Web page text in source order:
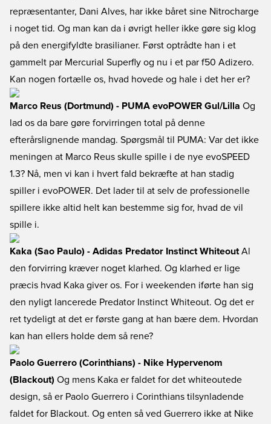
repræsentanter, Dani Alves, har ikke båret sine Nitrocharge
i noget tid. Og man kan da i øvrigt heller ikke gøre sig klog
på den energifyldte brasilianer. Først optrådte han i et
gammelt par Mercurial Superfly og nu i et par f50 Adizero.
Kan nogen fortælle os, hvad hovede og hale i det her er?
Marco Reus (Dortmund) - PUMA evoPOWER Gul/Lilla Og
lad os da bare gøre forvirringen total på denne
efterårslignende mandag. Spørgsmål til PUMA: Var det ikke
meningen at Marco Reus skulle spille i de nye evoSPEED
1.3? Nå, men vi kan i hvert fald bekræfte at han stadig
spiller i evoPOWER. Det lader til at selv de professionelle
spillere ikke altid helt kan bestemme sig for, hvad de vil
spille i.
Kaka (Sao Paulo) - Adidas Predator Instinct Whiteout Al
den forvirring kræver noget klarhed. Og klarhed er lige
præcis hvad Kaka giver os. For i weekenden iførte han sig
den nyligt lancerede Predator Instinct Whiteout. Og det er
ret tydeligt at det er første gang at han bære dem. Hvordan
kan han ellers holde dem så rene?
Paolo Guerrero (Corinthians) - Nike Hypervenom
(Blackout) Og mens Kaka er faldet for det whiteoutede
design, så er Paolo Guerrero i Corinthians tilsynladende
faldet for Blackout. Og enten så ved Guerrero ikke at Nike